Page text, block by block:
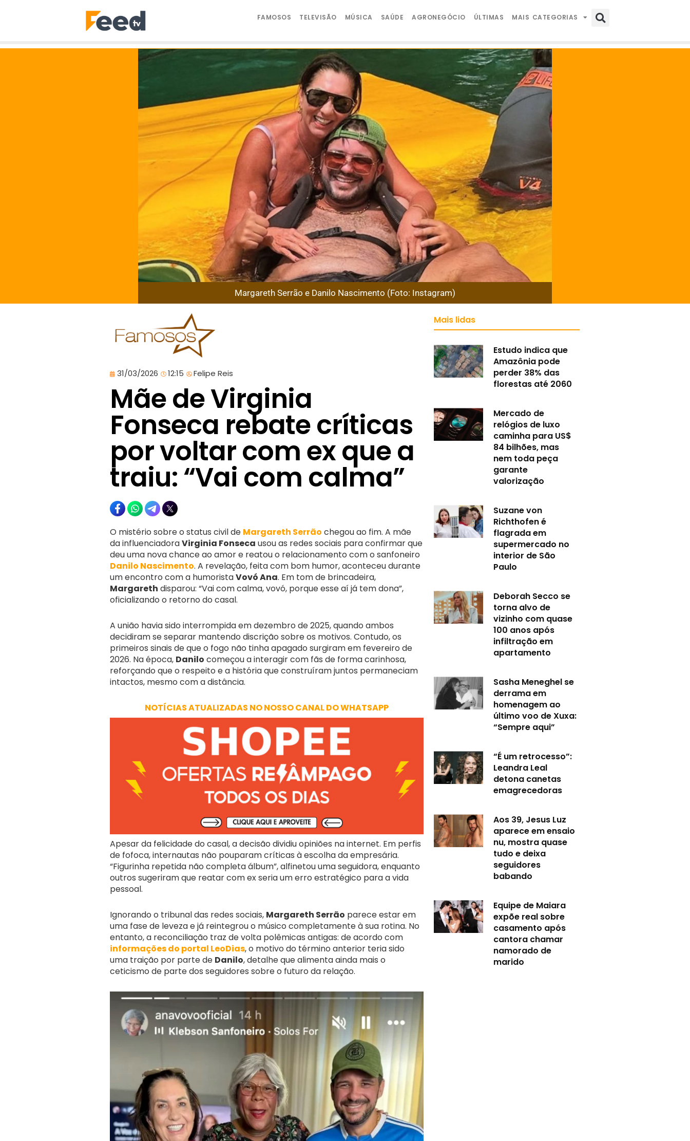
FAMOSOS TELEVISÃO MÚSICA SAÚDE AGRONEGÓCIO ÚLTIMAS MAIS CATEGORIAS
Margareth Serrão e Danilo Nascimento (Foto: Instagram)
31/03/2026 12:15 Felipe Reis
Mãe de Virginia
Fonseca rebate críticas
por voltar com ex que a
traiu: “Vai com calma”
O mistério sobre o status civil de Margareth Serrão chegou ao fim. A mãe
da influenciadoraVirginia Fonseca usou as redes sociais para confirmar que
deu uma nova chance ao amor e reatou o relacionamento com o sanfoneiro
Danilo Nascimento. A revelação, feita com bom humor, aconteceu durante
um encontro com a humoristaVovó Ana. Em tom de brincadeira,
Margareth disparou: “Vai com calma, vovó, porque esse aí já tem dona”,
oficializando o retorno do casal.
A união havia sido interrompida em dezembro de 2025, quando ambos
decidiram se separar mantendo discrição sobre os motivos. Contudo, os
primeiros sinais de que o fogo não tinha apagado surgiram em fevereiro de
2026. Na época, Danilo começou a interagir com fãs de forma carinhosa,
reforçando que o respeito e a história que construíram juntos permaneciam
intactos, mesmo com a distância.
NOTÍCIAS ATUALIZADAS NO NOSSO CANAL DO WHATSAPP
Apesar da felicidade do casal, a decisão dividiu opiniões na internet. Em perfis
de fofoca, internautas não pouparam críticas à escolha da empresária.
“Figurinha repetida não completa álbum”, alfinetou uma seguidora, enquanto
outros sugeriram que reatar com ex seria um erro estratégico para a vida
pessoal.
Ignorando o tribunal das redes sociais, Margareth Serrão parece estar em
uma fase de leveza e já reintegrou o músico completamente à sua rotina. No
entanto, a reconciliação traz de volta polêmicas antigas: de acordo com
informações do portal LeoDias, o motivo do término anterior teria sido
uma traição por parte de Danilo, detalhe que alimenta ainda mais o
ceticismo de parte dos seguidores sobre o futuro da relação.
Mais lidas
Estudo indica que
Amazônia pode
perder 38% das
florestas até 2060
Mercado de
relógios de luxo
caminha para US$
84 bilhões, mas
nem toda peça
garante
valorização
Suzane von
Richthofen é
flagrada em
supermercado no
interior de São
Paulo
Deborah Secco se
torna alvo de
vizinho com quase
100 anos após
infiltração em
apartamento
Sasha Meneghel se
derrama em
homenagem ao
último voo de Xuxa:
“Sempre aqui”
“É um retrocesso”:
Leandra Leal
detona canetas
emagrecedoras
Aos 39, Jesus Luz
aparece em ensaio
nu, mostra quase
tudo e deixa
seguidores
babando
Equipe de Maiara
expõe real sobre
casamento após
cantora chamar
namorado de
marido